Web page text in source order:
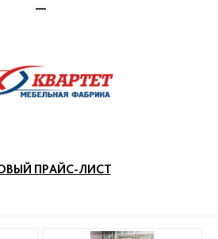
—
ПРАЙС-ЛИСТ